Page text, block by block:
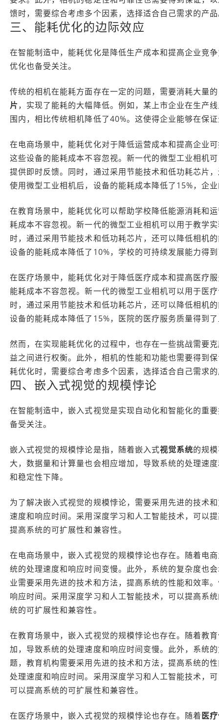
馈时，需要综合考虑多个因素，选择适合自己需求的产
三、能耗优化的边际效应
在智能制造中，能耗优化是降低生产成本和提高企业竞
优化也备受关注。
传统的相机在能耗方面存在一定的问题，需要消耗大量
片，实现了能耗的大幅降低。例如，某上市企业在生产
围内，相比传统相机降低了40%。这使得企业能够在保
在电商场景中，能耗优化对于降低运营成本和提高企业
这些设备的能耗成本不容忽视。新一代的微型工业相机
提供即时反馈。同时，通过采用节能技术和低功耗芯片
使用微型工业相机后，设备的能耗成本降低了15%，企
在教育场景中，能耗优化可以帮助学校降低能源消耗和
耗成本不容忽视。新一代的微型工业相机可以用于教学
时，通过采用节能技术和低功耗芯片，还可以降低相机
设备的能耗成本降低了10%，学校的可持续发展能力得
在医疗场景中，能耗优化对于降低医疗成本和提高医疗
能耗成本不容忽视。新一代的微型工业相机可以用于医
时，通过采用节能技术和低功耗芯片，还可以降低相机
设备的能耗成本降低了15%，医院的医疗服务质量得到
然而，在实现能耗优化的过程中，也存在一些挑战需要
益之间进行权衡。此外，相机的性能和功能也需要得到
耗优化时，需要综合考虑多个因素，选择适合自己需求
四、嵌入式视觉的规模悖论
在智能制造中，嵌入式视觉是实现自动化和智能化的重
备受关注。
嵌入式视觉的规模悖论是指，随着嵌入式视觉系统的规
大，数据量和计算量也会相应增加，导致系统的处理速
和稳定性下降。
为了解决嵌入式视觉的规模悖论，需要采用先进的技术
速度和响应时间。采用深度学习和人工智能技术，可以
提高系统的可扩展性和兼容性。
在电商场景中，嵌入式视觉的规模悖论也存在。随着电
统的处理速度和响应时间变慢。此外，系统的复杂度也
业需要采用先进的技术和方法，提高系统的性能和效率
响应时间。采用深度学习和人工智能技术，可以提高系
统的可扩展性和兼容性。
在教育场景中，嵌入式视觉的规模悖论也存在。随着教
加，导致系统的处理速度和响应时间变慢。此外，系统
题，教育机构需要采用先进的技术和方法，提高系统的
处理速度和响应时间。采用深度学习和人工智能技术，
可以提高系统的可扩展性和兼容性。
在医疗场景中，嵌入式视觉的规模悖论也存在。随着医